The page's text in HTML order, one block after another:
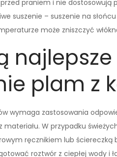
praniem i nie
suszenie – suszenie na
może zniszczyć
plam z
wymaga zastosowania
materiału. W przypadku
ręcznikiem lub ściereczką
roztwór z ciepłej wody i